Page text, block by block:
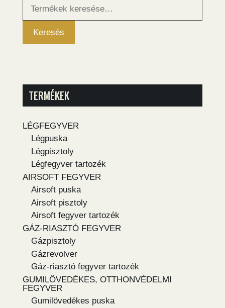
Keresés
TERMÉKEK
LÉGFEGYVER
Légpuska
Légpisztoly
Légfegyver tartozék
AIRSOFT FEGYVER
Airsoft puska
Airsoft pisztoly
Airsoft fegyver tartozék
GÁZ-RIASZTÓ FEGYVER
Gázpisztoly
Gázrevolver
Gáz-riasztó fegyver tartozék
GUMILÖVEDÉKES, OTTHONVÉDELMI
FEGYVER
Gumilövedékes puska